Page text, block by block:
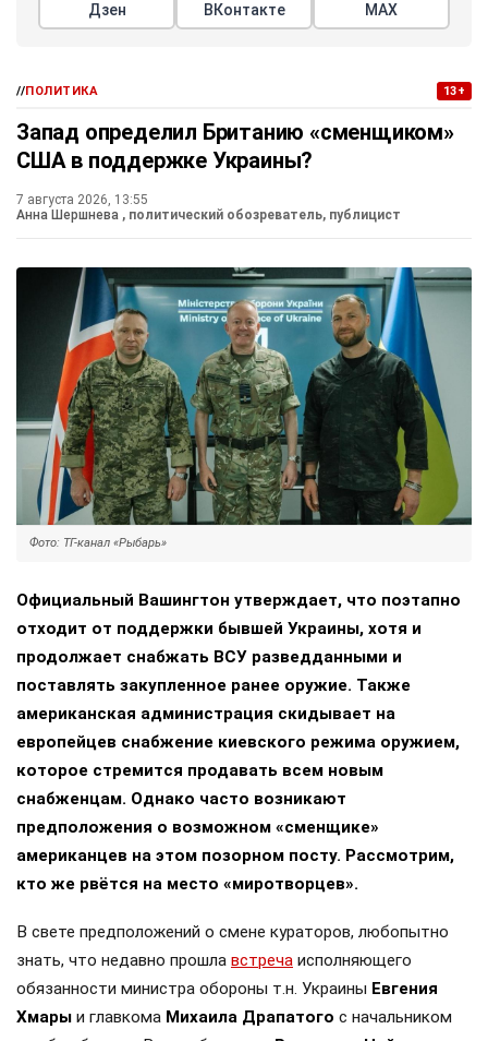
Дзен ВКонтакте МАХ
//ПОЛИТИКА 13+
Запад определил Британию «сменщиком»
США в поддержке Украины?
7 августа 2026, 13:55
Анна Шершнева , политический обозреватель, публицист
Фото: ТГ-канал «Рыбарь»
Официальный Вашингтон утверждает, что поэтапно
отходит от поддержки бывшей Украины, хотя и
продолжает снабжать ВСУ разведданными и
поставлять закупленное ранее оружие. Также
американская администрация скидывает на
европейцев снабжение киевского режима оружием,
которое стремится продавать всем новым
снабженцам. Однако часто возникают
предположения о возможном «сменщике»
американцев на этом позорном посту. Рассмотрим,
кто же рвётся на место «миротворцев».
В свете предположений о смене кураторов, любопытно
знать, что недавно прошла встреча исполняющего
обязанности министра обороны т.н. Украины Евгения
Хмары и главкома Михаила Драпатого с начальником